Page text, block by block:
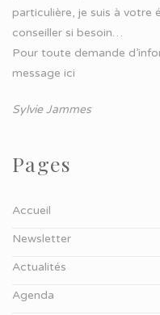
particulière, je suis à votre
conseiller si besoin…
Pour toute demande
message ici
Sylvie Jammes
Pages
Accueil
Newsletter
Actualités
Agenda